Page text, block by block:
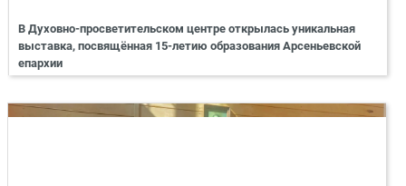
В Духовно-просветительском центре открылась уникальная
выставка, посвящённая 15-летию образования Арсеньевской
епархии